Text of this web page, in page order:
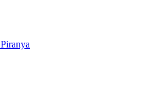
Piranya